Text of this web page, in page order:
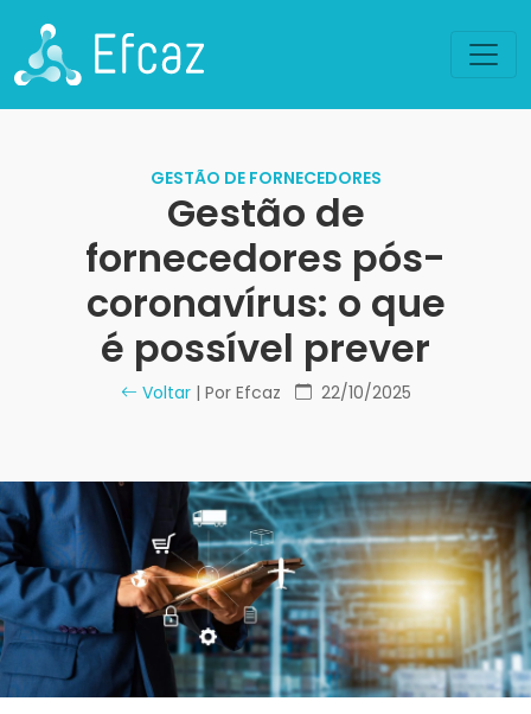
GESTÃO DE FORNECEDORES
Gestão de
fornecedores pós-
coronavírus: o que
é possível prever
Voltar| Por Efcaz 22/10/2025